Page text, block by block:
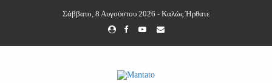
Σάββατο, 8 Αυγούστου 2026 - Καλώς Ήρθατε